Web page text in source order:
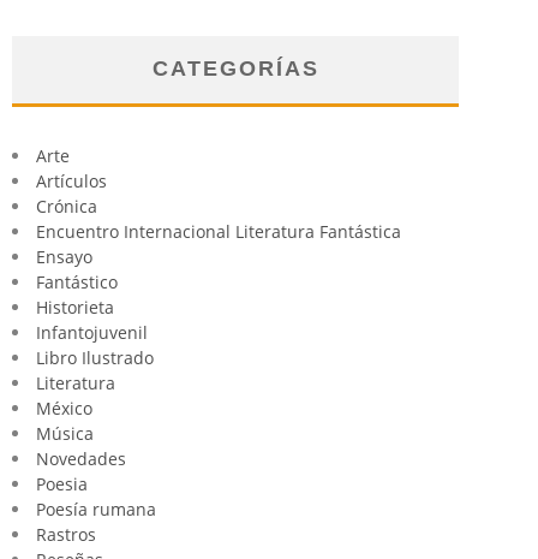
CATEGORÍAS
Arte
Artículos
Crónica
Encuentro Internacional Literatura Fantástica
Ensayo
Fantástico
Historieta
Infantojuvenil
Libro Ilustrado
Literatura
México
Música
Novedades
Poesia
Poesía rumana
Rastros